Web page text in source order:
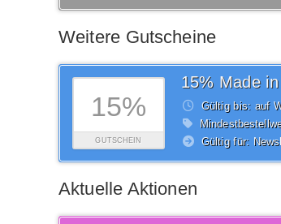
Weitere Gutscheine
15%
GUTSCHEIN
15% Made
Gültig bis: auf
Gültig für:
Aktuelle Aktionen